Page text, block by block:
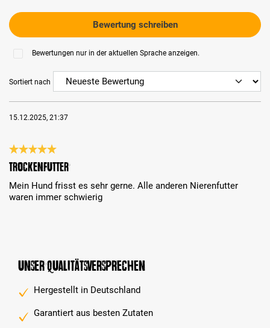
Bewertung schreiben
Bewertungen nur in der aktuellen Sprache anzeigen.
Sortiert nach
15.12.2025, 21:37
Bewertung mit 5 von 5 Sternen
Trockenfutter
Mein Hund frisst es sehr gerne. Alle anderen Nierenfutter
waren immer schwierig
Unser Qualitätsversprechen
Hergestellt in Deutschland
Garantiert aus besten Zutaten